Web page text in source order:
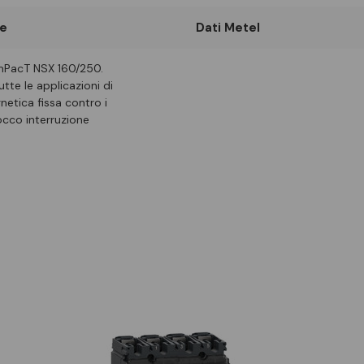
Dati Metel
NSX 160/250.
le applicazioni di
fissa contro i
interruzione